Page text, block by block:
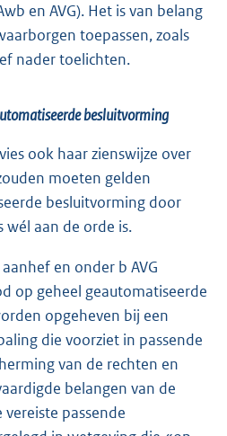
en AVG). Het is van belang
toepassen, zoals
nader toelichten.
besluitvorming
ook haar zienswijze over
moeten gelden
besluitvorming door
wél aan de orde is.
en onder b AVG
op geheel geautomatiseerde
opgeheven bij een
die voorziet in passende
van de rechten en
belangen van de
passende